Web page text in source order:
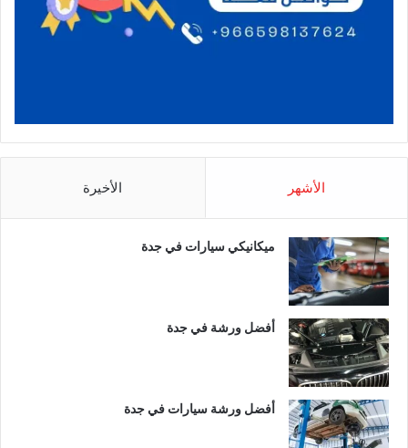
الأشهر الأخيرة
ميكانيكي سيارات في جدة
أفضل ورشة في جدة
أفضل ورشة سيارات في جدة